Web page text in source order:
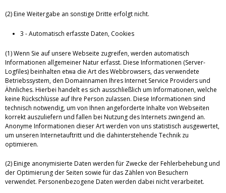
(2) Eine Weitergabe an sonstige Dritte erfolgt nicht.
3 - Automatisch erfasste Daten, Cookies
(1) Wenn Sie auf unsere Webseite zugreifen, werden automatisch
Informationen allgemeiner Natur erfasst. Diese Informationen (Server-
Logfiles) beinhalten etwa die Art des Webbrowsers, das verwendete
Betriebssystem, den Domainnamen Ihres Internet Service Providers und
Ähnliches. Hierbei handelt es sich ausschließlich um Informationen, welche
keine Rückschlüsse auf Ihre Person zulassen. Diese Informationen sind
technisch notwendig, um von Ihnen angeforderte Inhalte von Webseiten
korrekt auszuliefern und fallen bei Nutzung des Internets zwingend an.
Anonyme Informationen dieser Art werden von uns statistisch ausgewertet,
um unseren Internetauftritt und die dahinterstehende Technik zu
optimieren.
(2) Einige anonymisierte Daten werden für Zwecke der Fehlerbehebung und
der Optimierung der Seiten sowie für das Zählen von Besuchern
verwendet. Personenbezogene Daten werden dabei nicht verarbeitet.